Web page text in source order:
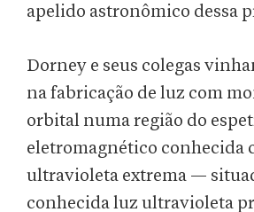
apelido astronômico dessa
Dorney e seus colegas
na fabricação de luz com
orbital numa região do
eletromagnético conhecida
ultravioleta extrema —
conhecida luz ultravioleta